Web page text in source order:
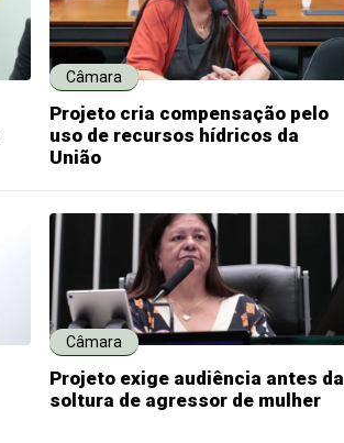
Câmara
Projeto cria compensação pelo
uso de recursos hídricos da
União
Câmara
Projeto exige audiência antes da
soltura de agressor de mulher